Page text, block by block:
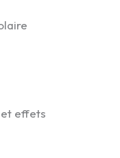
effets